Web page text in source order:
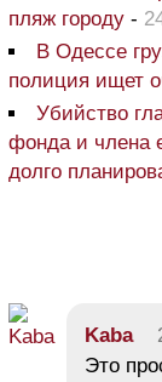
пляж городу -
В Одессе
полиция ищет
Убийство
фонда и члена
долго
Kaba
Это